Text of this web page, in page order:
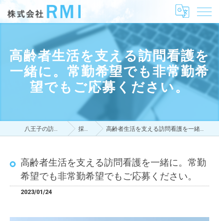
高齢者生活を支える訪問看護を
一緒に。常勤希望でも非常勤希
望でもご応募ください。
八王子の訪問看護は株式会社RMI 採用ブログ 高齢者生活を支える訪問看護を一緒に。常勤希望でも非常勤希望でもご応募ください。
高齢者生活を支える訪問看護を一緒に。常勤
希望でも非常勤希望でもご応募ください。
2023/01/24